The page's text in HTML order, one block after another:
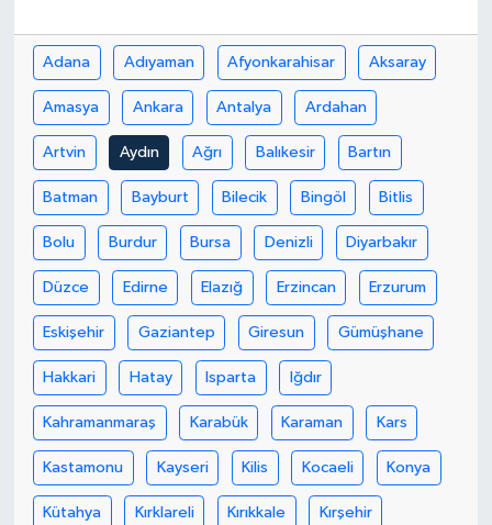
Adana Adıyaman Afyonkarahisar Aksaray
Amasya Ankara Antalya Ardahan
Artvin Aydın Ağrı Balıkesir Bartın
Batman Bayburt Bilecik Bingöl Bitlis
Bolu Burdur Bursa Denizli Diyarbakır
Düzce Edirne Elazığ Erzincan Erzurum
Eskişehir Gaziantep Giresun Gümüşhane
Hakkari Hatay Isparta Iğdır
Kahramanmaraş Karabük Karaman Kars
Kastamonu Kayseri Kilis Kocaeli Konya
Kütahya Kırklareli Kırıkkale Kırşehir